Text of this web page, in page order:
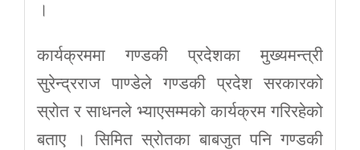
।
कार्यक्रममा गण्डकी प्रदेशका मुख्यमन्त्री
सुरेन्द्रराज पाण्डेले गण्डकी प्रदेश सरकारको
स्रोत र साधनले भ्याएसम्मको कार्यक्रम गरिरहेको
बताए । सिमित स्रोतका बाबजुत पनि गण्डकी